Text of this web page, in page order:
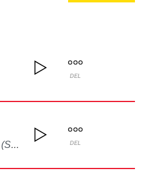
DEL
INTROVERTIGO (SINGLE VERSION) DEL